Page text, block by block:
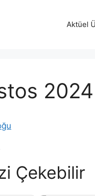
Aktüel
Çekebilir